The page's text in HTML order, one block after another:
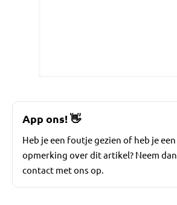
App ons!👋
Heb je een foutje gezien of heb je een
opmerking over dit artikel? Neem dan
contact met ons op.